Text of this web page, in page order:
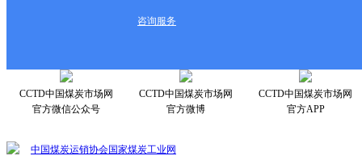
咨询服务
CCTD中国煤炭市场网
官方微信公众号
CCTD中国煤炭市场网
官方微博
CCTD中国煤炭市场网
官方APP
中国煤炭运销协会国家煤炭工业网